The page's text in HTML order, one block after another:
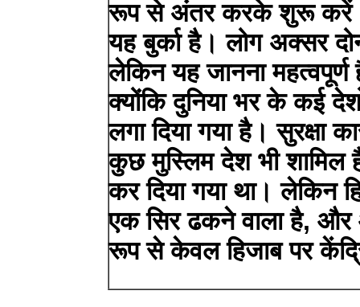
रूप से अंतर करके शुरू
यह बुर्का है। लोग अक्सर
लेकिन यह जानना
क्योंकि दुनिया भर के कई
लगा दिया गया है। सुरक्षा
कुछ मुस्लिम देश भी शामिल
कर दिया गया था। लेकिन
एक सिर ढकने वाला है, और
रूप से केवल हिजाब पर